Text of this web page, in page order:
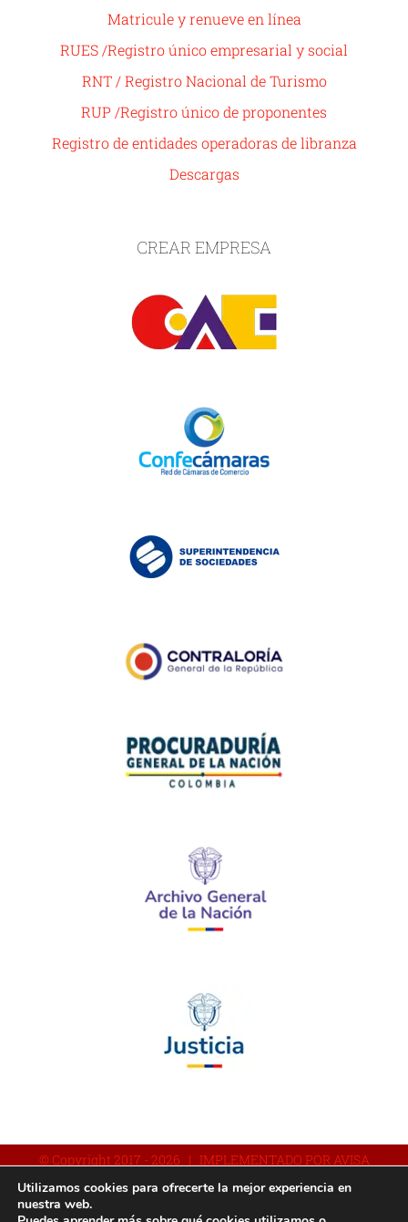
Matricule y renueve en línea
RUES /Registro único empresarial y social
RNT / Registro Nacional de Turismo
RUP /Registro único de proponentes
Registro de entidades operadoras de libranza
Descargas
CREAR EMPRESA
© Copyright 2017 - 2026 | IMPLEMENTADO POR AVISA
Utilizamos cookies para ofrecerte la mejor experiencia en
nuestra web.